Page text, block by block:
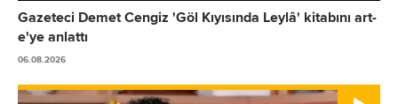
Gazeteci Demet Cengiz 'Göl Kıyısında Leylâ' kitabını art-
e'ye anlattı
06.08.2026